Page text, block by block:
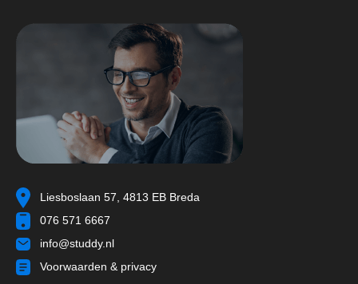
Liesboslaan 57, 4813 EB Breda
076 571 6667
info@studdy.nl
Voorwaarden & privacy